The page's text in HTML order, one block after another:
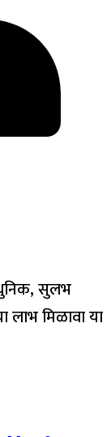
सुलभ
मिळावा या